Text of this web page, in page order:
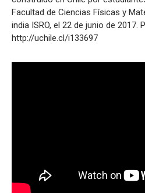
Facultad de Ciencias Físicas y
india ISRO, el 22 de junio de
http://uchile.cl/i133697